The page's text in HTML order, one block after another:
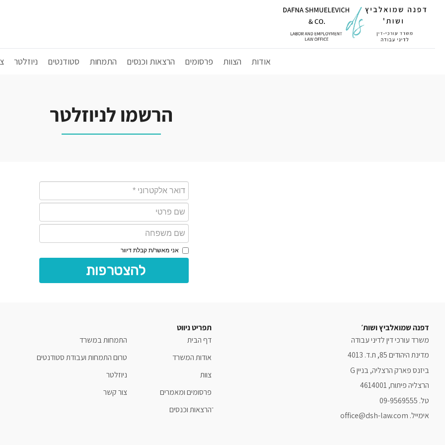
אודות הצוות פרסומים הרצאות וכנסים התמחות סטודנטים ניוזלטר
הרשמו לניוזלטר
אני מאשר/ת קבלת דיוור
להצטרפות
דפנה שמואלביץ ושות׳
משרד עורכי דין לדיני עבודה
מדינת היהודים 85, ת.ד. 4013
ביזנס פארק הרצליה, בניין G
הרצליה פיתוח, 4614001
טל. 09-9569555
אימייל. office@dsh-law.com
תפריט ניווט
דף הבית
אודות המשרד
צוות
פרסומים ומאמרים
ֿהרצאות וכנסים
התמחות במשרד
טרום התמחות ועבודת סטודנטים
ניוזלטר
צור קשר